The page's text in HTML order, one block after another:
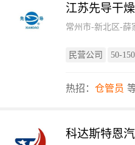
江苏先导干
常州市-新北区-薛
民营公司 50-
热招： 仓管员
科达斯特恩